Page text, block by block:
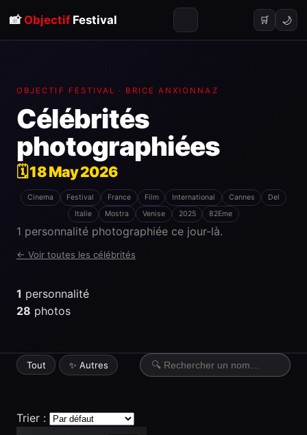
📸 ObjectifFestival 🛒 🌙
OBJECTIF FESTIVAL · BRICE ANXIONNAZ
Célébrités
photographiées
🗓 18 May 2026
Cinema Festival France Film International Cannes
Del
Italie
Mostra Venise 2025 82Eme
1 personnalité photographiée ce jour-là.
← Voir toutes les célébrités
1 personnalité
28 photos
Tout ✨ Autres
Trier :